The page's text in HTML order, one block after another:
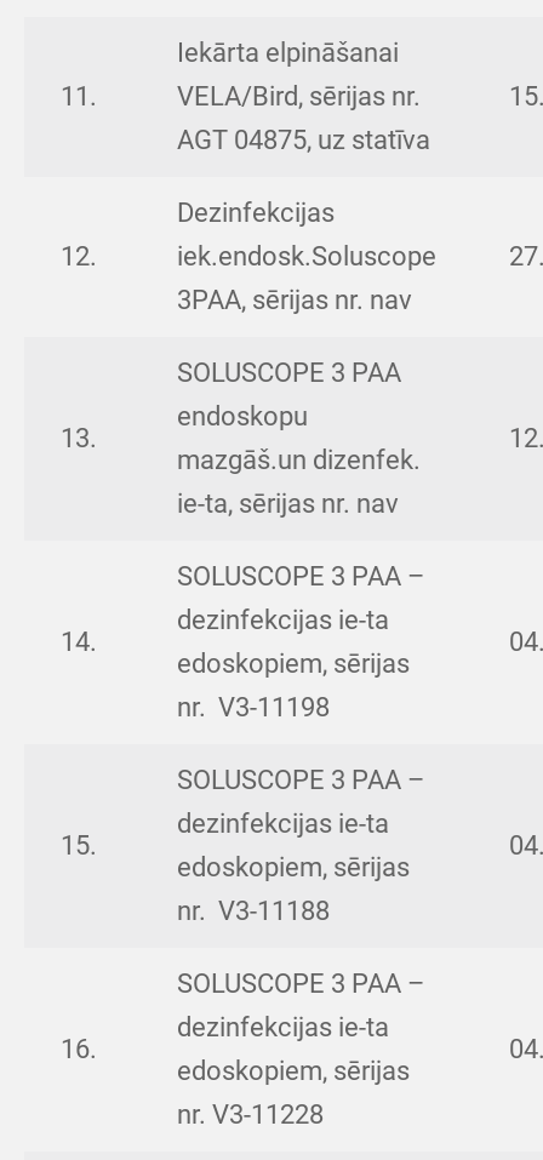
11.
Iekārta elpināšanai
VELA/Bird, sērijas nr.
AGT 04875, uz statīva
12.
Dezinfekcijas
iek.endosk.Soluscope
3PAA, sērijas nr. nav
13.
SOLUSCOPE 3 PAA
endoskopu
mazgāš.un dizenfek.
ie-ta, sērijas nr. nav
14.
SOLUSCOPE 3 PAA –
dezinfekcijas ie-ta
edoskopiem, sērijas
nr. V3-11198
15.
SOLUSCOPE 3 PAA –
dezinfekcijas ie-ta
edoskopiem, sērijas
nr. V3-11188
16.
SOLUSCOPE 3 PAA –
dezinfekcijas ie-ta
edoskopiem, sērijas
nr. V3-11228